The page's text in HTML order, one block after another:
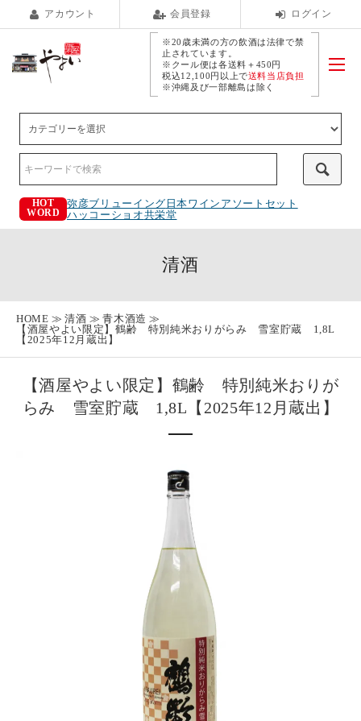
アカウント 会員登録 ログイン
※20歳未満の方の飲酒は法律で禁
止されています。
※クール便は各送料＋450円
税込12,100円以上で送料当店負担
※沖縄及び一部離島は除く
HOT
WORD
弥彦ブリューイング 日本ワインアソートセット
ハッコーショオ共栄堂
清酒
HOME 清酒
青木酒造
【酒屋やよい限定】鶴齢 特別純米おりがらみ 雪室貯蔵 1,8L
【2025年12月蔵出】
【酒屋やよい限定】鶴齢 特別純米おりが
らみ 雪室貯蔵 1,8L【2025年12月蔵出】